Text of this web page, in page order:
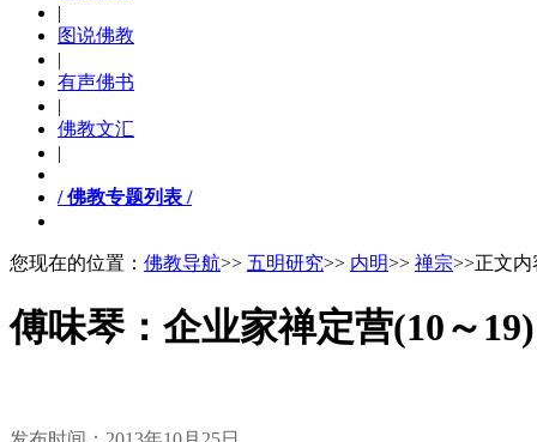
|
图说佛教
|
有声佛书
|
佛教文汇
|
/ 佛教专题列表 /
您现在的位置： 佛教导航>> 五明研究>> 内明>> 禅宗>>正文内
傅味琴：企业家禅定营(10～19)